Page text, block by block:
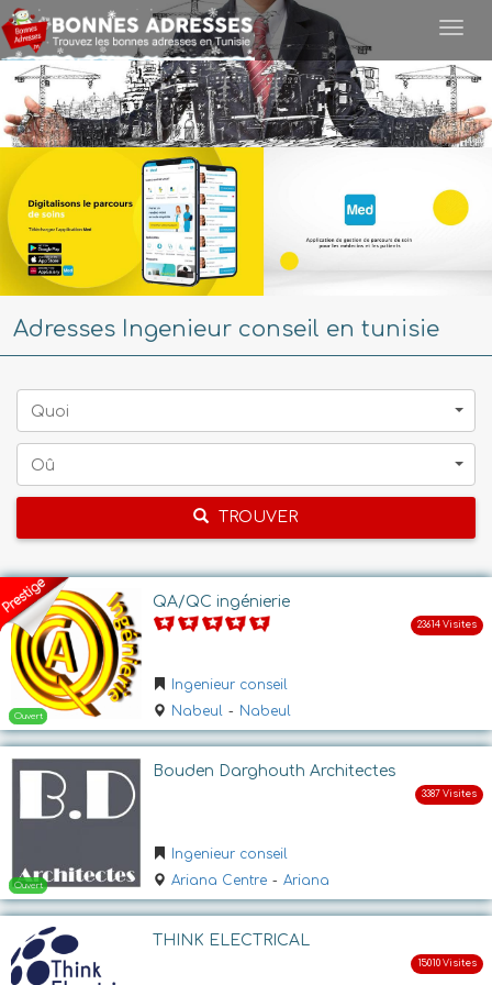
Adresses Ingenieur conseil en tunisie
Quoi
Oû
TROUVER
QA/QC ingénierie
Ingenieur conseil
Nabeul - Nabeul
Bouden Darghouth Architectes
Ingenieur conseil
Ariana Centre - Ariana
THINK ELECTRICAL